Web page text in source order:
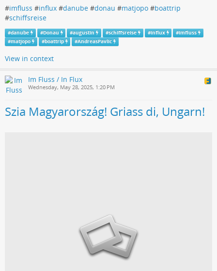
#imfluss #influx #danube #donau #matjopo #boattrip
#schiffsreise
#danube #Donau #augustin #schiffsreise #influx #imfluss
#matjopo #boattrip #AndreasPavlic
View in context
Im Fluss / In Flux
Wednesday, May 28, 2025, 1:20 PM
Szia Magyarország! Griass di, Ungarn!